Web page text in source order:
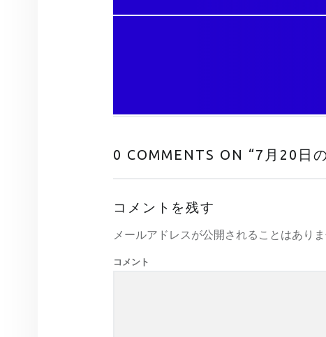
0 COMMENTS ON “7月20日
コメントを残す
メールアドレスが公開されることはありま
コメント